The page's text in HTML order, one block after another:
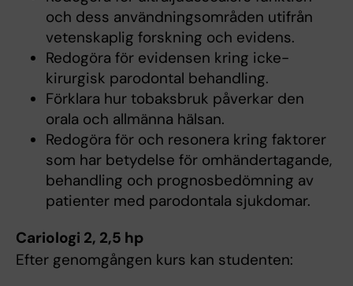
och dess användningsområden utifrån
vetenskaplig forskning och evidens.
Redogöra för evidensen kring icke-
kirurgisk parodontal behandling.
Förklara hur tobaksbruk påverkar den
orala och allmänna hälsan.
Redogöra för och resonera kring faktorer
som har betydelse för omhändertagande,
behandling och prognosbedömning av
patienter med parodontala sjukdomar.
Cariologi 2, 2,5 hp
Efter genomgången kurs kan studenten: